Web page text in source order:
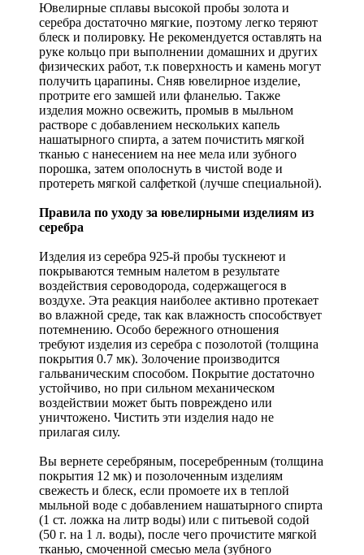
Ювелирные сплавы высокой пробы золота и
серебра достаточно мягкие, поэтому легко теряют
блеск и полировку. Не рекомендуется оставлять на
руке кольцо при выполнении домашних и других
физических работ, т.к поверхность и камень могут
получить царапины. Сняв ювелирное изделие,
протрите его замшей или фланелью. Также
изделия можно освежить, промыв в мыльном
растворе с добавлением нескольких капель
нашатырного спирта, а затем почистить мягкой
тканью с нанесением на нее мела или зубного
порошка, затем ополоснуть в чистой воде и
протереть мягкой салфеткой (лучше специальной).
Правила по уходу за ювелирными изделиям из
серебра
Изделия из серебра 925-й пробы тускнеют и
покрываются темным налетом в результате
воздействия сероводорода, содержащегося в
воздухе. Эта реакция наиболее активно протекает
во влажной среде, так как влажность способствует
потемнению. Особо бережного отношения
требуют изделия из серебра с позолотой (толщина
покрытия 0.7 мк). Золочение производится
гальваническим способом. Покрытие достаточно
устойчиво, но при сильном механическом
воздействии может быть повреждено или
уничтожено. Чистить эти изделия надо не
прилагая силу.
Вы вернете серебряным, посеребренным (толщина
покрытия 12 мк) и позолоченным изделиям
свежесть и блеск, если промоете их в теплой
мыльной воде с добавлением нашатырного спирта
(1 ст. ложка на литр воды) или с питьевой содой
(50 г. на 1 л. воды), после чего прочистите мягкой
тканью, смоченной смесью мела (зубного